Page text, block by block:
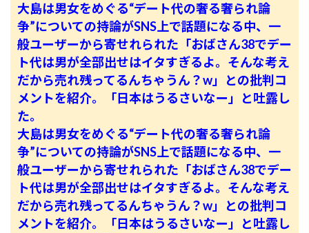
大島は男女をめぐる“デート代の奢る奢られ論
争”についての持論がSNS上で話題になる中、一
般ユーザーから寄せれられた「おばさん38でデー
ト代は男が全部出せはイタすぎるよ。そんな考え
だから売れ残ってるんちゃうん？w」との批判コ
メントを紹介。「日本はうるさいなー」と吐露し
た。
大島は男女をめぐる“デート代の奢る奢られ論
争”についての持論がSNS上で話題になる中、一
般ユーザーから寄せれられた「おばさん38でデー
ト代は男が全部出せはイタすぎるよ。そんな考え
だから売れ残ってるんちゃうん？w」との批判コ
メントを紹介。「日本はうるさいなー」と吐露し